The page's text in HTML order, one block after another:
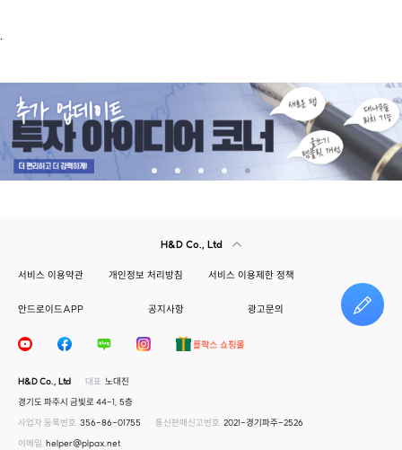
.
H&D Co., Ltd
서비스 이용약관 개인정보 처리방침 서비스 이용제한 정책
안드로이드APP 공지사항 광고문의 건의하기
H&D Co., Ltd 대표 노대진
경기도 파주시 금빛로 44-1, 5층
사업자 등록번호 356-86-01755 통신판매신고번호 2021-경기파주-2526
이메일 helper@plpax.net